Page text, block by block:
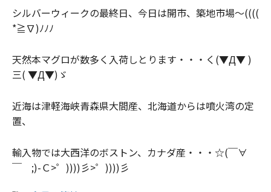
シルバーウィークの最終日、今日は開市、築地市場～((((
*≧∇)ﾉﾉﾉ
天然本マグロが数多く入荷しとります・ ・・く(▼Д▼ )
三( ▼Д▼)ゞ
近海は津軽海峡青森県大間産、北海道からは噴火湾の定
置、
輸入物では大西洋のボストン、カナダ産・ ・・☆(￣∀
￣ ;)-Ｃ>゜))))彡>゜))))彡